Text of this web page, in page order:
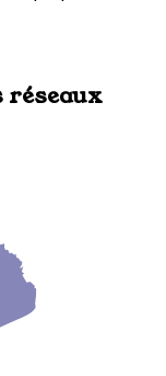
réseaux